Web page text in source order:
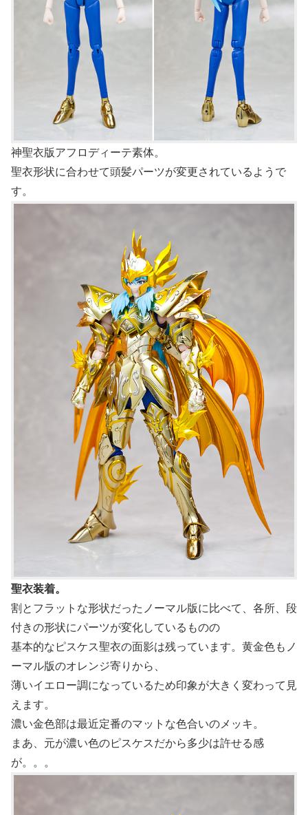
神聖衣版アフロディーテ素体。
聖衣形状に合わせて頭髪パーツが変更されているようで
す。
聖衣装着。
割とフラットな形状だったノーマル版に比べて、各所、段
付きの形状にパーツが変化しているものの
基本的なピスケス聖衣の面影は残っています。黄金色もノ
ーマル版のオレンジ寄りから、
薄いイエロー調になっているため印象が大きく変わって見
えます。
濃い金色部は最近定番のマットな色合いのメッキ。
まあ、元が濃い色のピスケスだから多少は許せる感
が。。。